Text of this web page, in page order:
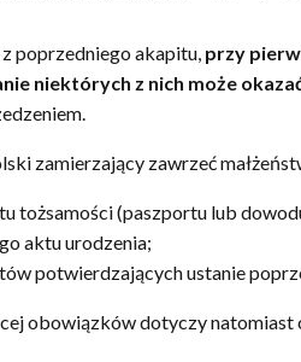
z poprzedniego akapitu, przy
niektórych z nich może
zamierzający zawrzeć
tożsamości (paszportu lub
aktu urodzenia;
potwierdzających ustanie
obowiązków dotyczy natomiast